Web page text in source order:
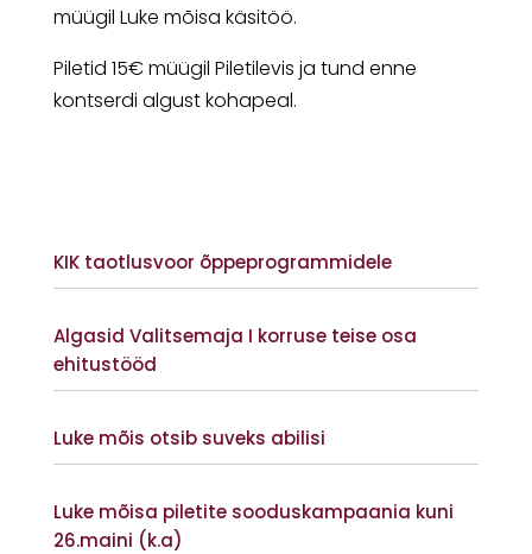
müügil Luke mõisa käsitöö.
Piletid 15€ müügil Piletilevis ja tund enne
kontserdi algust kohapeal.
KIK taotlusvoor õppeprogrammidele
Algasid Valitsemaja I korruse teise osa
ehitustööd
Luke mõis otsib suveks abilisi
Luke mõisa piletite sooduskampaania kuni
26.maini (k.a)